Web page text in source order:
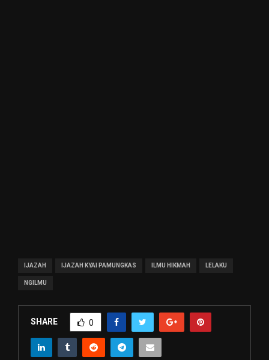
IJAZAH IJAZAH KYAI PAMUNGKAS ILMU HIKMAH LELAKU
NGILMU
SHARE 0